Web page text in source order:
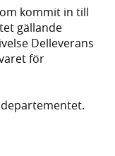
kommit in till
gällande
Delleverans
för